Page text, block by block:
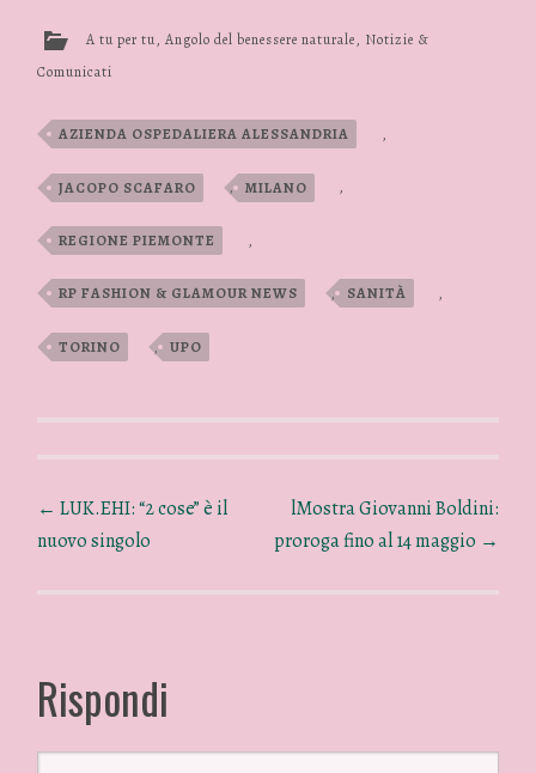
A tu per tu,Angolo del benessere naturale, Notizie &
Comunicati
AZIENDA OSPEDALIERA ALESSANDRIA ,
JACOPO SCAFARO , MILANO ,
REGIONE PIEMONTE ,
RP FASHION & GLAMOUR NEWS , SANITÀ ,
TORINO , UPO
← LUK.EHI: “2 cose” è il
nuovo singolo
lMostra Giovanni Boldini:
proroga fino al 14 maggio →
Rispondi